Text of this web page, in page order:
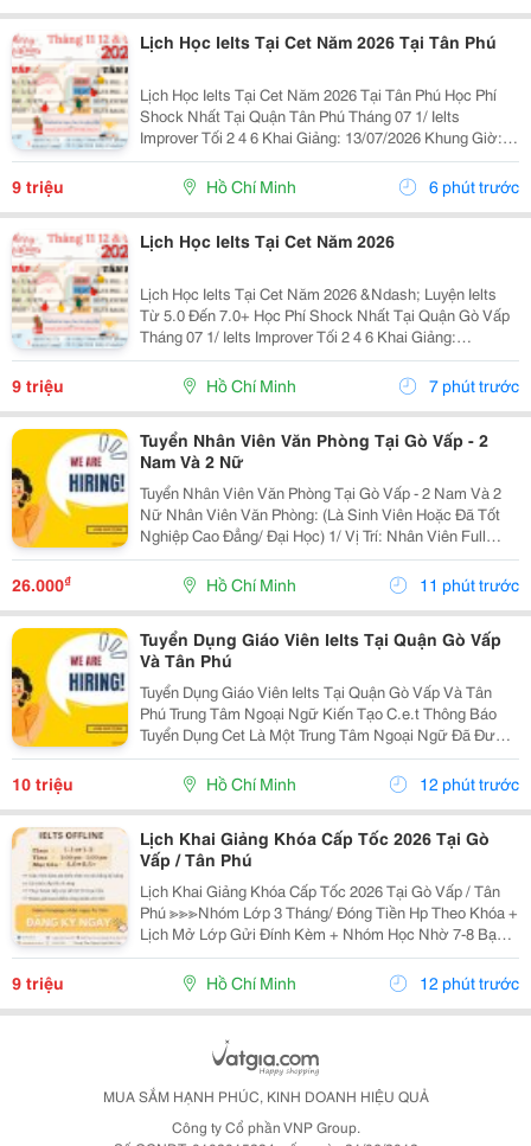
Lịch Học Ielts Tại Cet Năm 2026 Tại Tân Phú
Lịch Học Ielts Tại Cet Năm 2026 Tại Tân Phú Học Phí
Shock Nhất Tại Quận Tân Phú Tháng 07 1/ Ielts
Improver Tối 2 4 6 Khai Giảng: 13/07/2026 Khung Giờ:
18:00 Đến 21:00 Học Phí Ưu Đãi 5% Khi Đăng Ký 2/ Ielts
Basic Tối 3 5 7 Khai...
9 triệu Hồ Chí Minh 6 phút trước
Lịch Học Ielts Tại Cet Năm 2026
Lịch Học Ielts Tại Cet Năm 2026 &Ndash; Luyện Ielts
Từ 5.0 Đến 7.0+ Học Phí Shock Nhất Tại Quận Gò Vấp
Tháng 07 1/ Ielts Improver Tối 2 4 6 Khai Giảng:
13/07/2026 Khung Giờ: 18:00 Đến 21:00 Học Phí Ưu Đãi
5% Khi Đăng Ký 2/ Ielts...
9 triệu Hồ Chí Minh 7 phút trước
Tuyển Nhân Viên Văn Phòng Tại Gò Vấp - 2
Nam Và 2 Nữ
Tuyển Nhân Viên Văn Phòng Tại Gò Vấp - 2 Nam Và 2
Nữ Nhân Viên Văn Phòng: (Là Sinh Viên Hoặc Đã Tốt
Nghiệp Cao Đẳng/ Đại Học) 1/ Vị Trí: Nhân Viên Full
Time (2 Nam 2 Nữ) Ca Làm: 13:00 Đến 21:00 (1 Tháng
Được Nghỉ Phép 1 Ngày, Và Hưởng Các Ngày...
26.000₫ Hồ Chí Minh 11 phút trước
Tuyển Dụng Giáo Viên Ielts Tại Quận Gò Vấp
Và Tân Phú
Tuyển Dụng Giáo Viên Ielts Tại Quận Gò Vấp Và Tân
Phú Trung Tâm Ngoại Ngữ Kiến Tạo C.e.t Thông Báo
Tuyển Dụng Cet Là Một Trung Tâm Ngoại Ngữ Đã Được
Thành Lập 16 Năm Chuyên Về Chương Trình Anh Văn
Học Thuật Ielts &Ndash; Toefl Ibt. Trung Tâm...
10 triệu Hồ Chí Minh 12 phút trước
Lịch Khai Giảng Khóa Cấp Tốc 2026 Tại Gò
Vấp / Tân Phú
Lịch Khai Giảng Khóa Cấp Tốc 2026 Tại Gò Vấp / Tân
Phú ≫≫≫Nhóm Lớp 3 Tháng/ Đóng Tiền Hp Theo Khóa +
Lịch Mở Lớp Gửi Đính Kèm + Nhóm Học Nhờ 7-8 Bạn/
Lớp + Giáo Trình Ielts Có Band Điểm Lộ Trình, Sách
Nước Ngoài Bám Sát + Chia Đều 4 Kỹ...
9 triệu Hồ Chí Minh 12 phút trước
MUA SẮM HẠNH PHÚC, KINH DOANH HIỆU QUẢ
Công ty Cổ phần VNP Group.